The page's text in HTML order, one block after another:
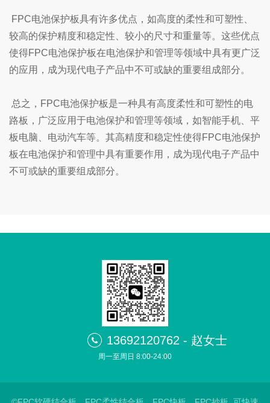
FPC电池保护板具有许多优点，如高度的柔性和可塑性、
较高的保护精度和稳定性、较小的尺寸和重量等。这些优点
使得FPC电池保护板在电池保护和管理等领域中具有更广泛
的应用，成为现代电子产品中不可或缺的重要组成部分。
总之，FPC电池保护板是一种具有高度柔性和可塑性的电
路板，广泛应用于电池保护和管理等领域，如智能手机、平
板电脑、电动汽车等。其高精度和稳定性使得FPC电池保护
板在电池保护和管理中具有重要作用，成为现代电子产品中
不可或缺的重要组成部分。
13692120762 - 赵女士
周一至周日 8:00-24:00